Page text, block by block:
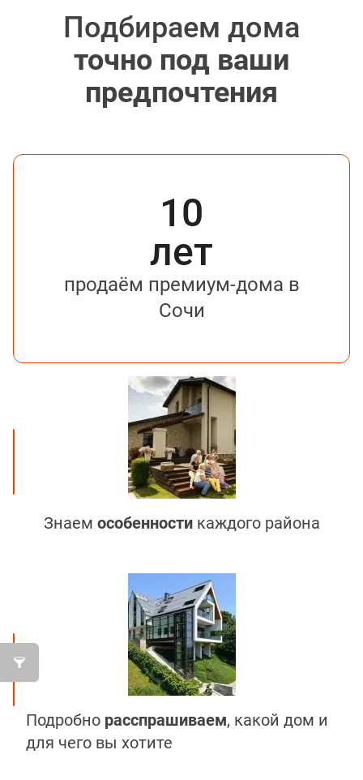
Подбираем дома
точно под ваши
предпочтения
10
лет
продаём премиум-дома в
Сочи
Знаем особенностикаждого района
Подробно расспрашиваем, какой дом и
для чего вы хотите